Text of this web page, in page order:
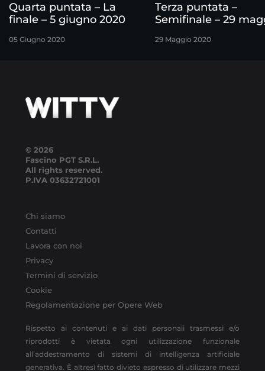
Quarta puntata – La
finale – 5 giugno 2020
05 Giugno 2020
Terza puntata –
Semifinale – 29
29 Maggio 2020
© 2026
Fascino PGT S.R.L.
All rights reserved.
P.IVA 03632721001
Chi siamo
Contatti
Lavora con noi
Privacy
Termini di servizio
Cookie
Regolamentazione per Opere Web
Rispetto ai contenuti e ai dati personali trasmessi e/o
riprodotti è vietata ogni utilizzazione funzionale
all’addestramento di sistemi di intelligenza artificiale
generativa. È altresì fatto divieto espresso di utilizzare mezzi